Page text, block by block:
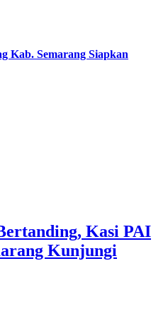
Kab. Semarang Siapkan
Kasi PAI
Kunjungi